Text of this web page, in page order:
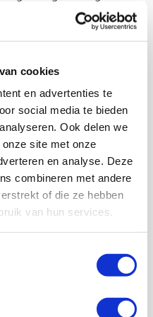
cookies
en advertenties te
social media te bieden
Ook delen we
site met onze
en analyse. Deze
combineren met andere
of die ze hebben
van hun services.
vloeit rijkelijk.
wordt gezongen en
mijn auto.
hoe het verder moet,
Roos
Roos